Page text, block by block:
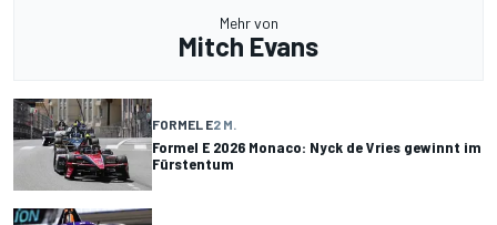
Mehr von
Mitch Evans
FORMEL E2 M.
Formel E 2026 Monaco: Nyck de Vries gewinnt im
Fürstentum